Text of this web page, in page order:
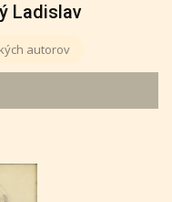
Ladislav
autorov